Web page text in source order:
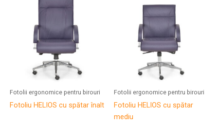
Fotolii ergonomice pentru birouri
Fotoliu HELIOS cu spătar înalt
Fotolii ergonomice pentru birouri
Fotoliu HELIOS cu spătar
mediu